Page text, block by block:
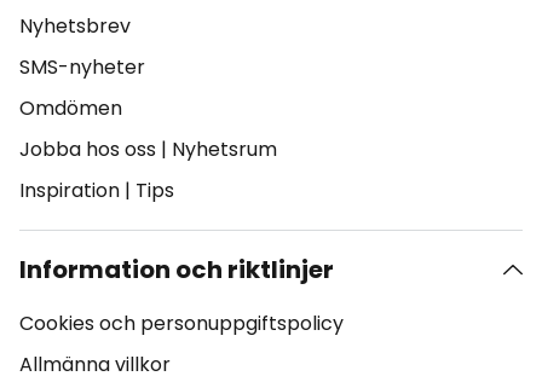
Nyhetsbrev
SMS-nyheter
Omdömen
Jobba hos oss | Nyhetsrum
Inspiration | Tips
Information och riktlinjer
Cookies och personuppgiftspolicy
Allmänna villkor